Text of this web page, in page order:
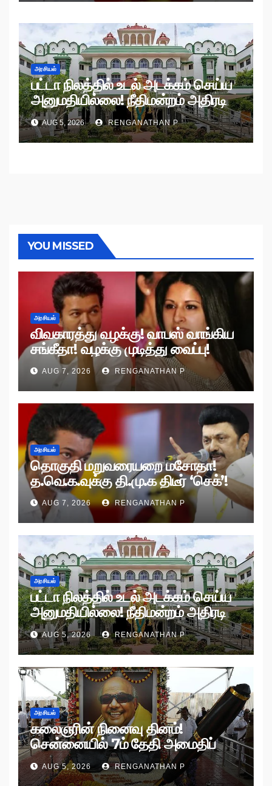
அரசியல்
பட்டா நிலத்தில் உடல் அடக்கம் செய்ய
அனுமதியில்லை! நீதிமன்றம் அதிரடி
உத்தரவு!
AUG 5, 2026 RENGANATHAN P
YOU MISSED
அரசியல்
விவகாரத்து வழக்கு! வாபஸ் வாங்கிய
சங்கீதா! வழக்கு முடித்து வைப்பு!
AUG 7, 2026 RENGANATHAN P
அரசியல்
தொகுதி மறுவரையறை மசோதா!
த.வெ.க.வுக்கு தி.மு.க திடீர் ‘செக்’!
AUG 7, 2026 RENGANATHAN P
அரசியல்
பட்டா நிலத்தில் உடல் அடக்கம் செய்ய
அனுமதியில்லை! நீதிமன்றம் அதிரடி
உத்தரவு!
AUG 5, 2026 RENGANATHAN P
அரசியல்
கலைஞரின் நினைவு தினம்!
சென்னையில் 7ம் தேதி அமைதிப்
பேரணி!
AUG 5, 2026 RENGANATHAN P